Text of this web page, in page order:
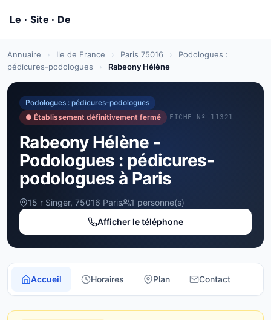
Annuaire › Ile de France › Paris 75016 ›
Podologues :
pédicures-podologues
› Rabeony Hélène
Podologues : pédicures-podologues
● Établissement définitivement fermé
FICHE Nº 11321
Rabeony Hélène -
Podologues : pédicures-
podologues à Paris
15 r Singer, 75016 Paris
1 personne(s)
Afficher le téléphone
Accueil Horaires Plan Contact